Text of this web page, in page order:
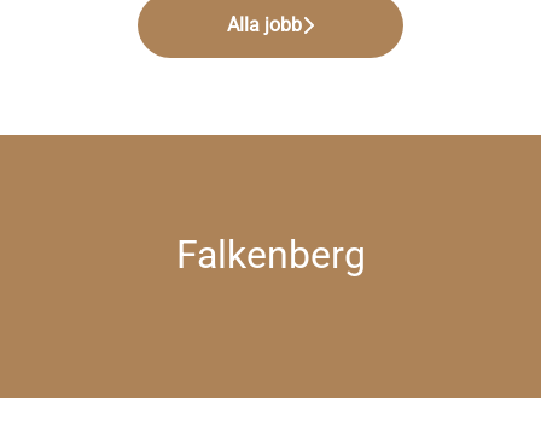
Alla jobb
Falkenberg